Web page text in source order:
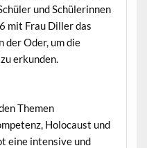
und Schülerinnen
mit Frau Diller das
der Oder, um die
erkunden.
Themen
Holocaust und
eine intensive und